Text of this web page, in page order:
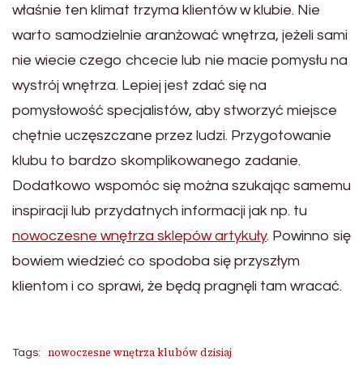
właśnie ten klimat trzyma klientów w klubie. Nie
warto samodzielnie aranżować wnętrza, jeżeli sami
nie wiecie czego chcecie lub nie macie pomysłu na
wystrój wnętrza. Lepiej jest zdać się na
pomysłowość specjalistów, aby stworzyć miejsce
chętnie uczęszczane przez ludzi. Przygotowanie
klubu to bardzo skomplikowanego zadanie.
Dodatkowo wspomóc się można szukając samemu
inspiracji lub przydatnych informacji jak np. tu
nowoczesne wnętrza sklepów artykuły. Powinno się
bowiem wiedzieć co spodoba się przyszłym
klientom i co sprawi, że będą pragnęli tam wracać.
Tags: nowoczesne wnętrza klubów dzisiaj